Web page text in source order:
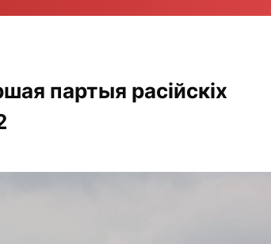
партыя расійскіх